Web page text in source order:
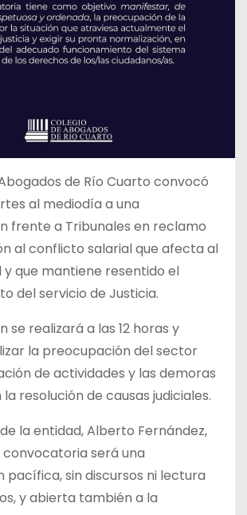
de Río Cuarto convocó
al mediodía a una
frente a Tribunales en reclamo
al conflicto salarial que afecta al
y que mantiene resentido el
del servicio de Justicia.
se realizará a las 12 horas y
la preocupación del sector
de actividades y las demoras
resolución de causas judiciales.
la entidad, Alberto Fernández,
será una
pacífica, sin discursos ni lectura
y abierta también a la